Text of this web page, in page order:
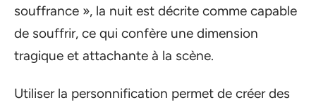
souffrance », la nuit est décrite comme capable
de souffrir, ce qui confère une dimension
tragique et attachante à la scène.
Utiliser la personnification permet de créer des